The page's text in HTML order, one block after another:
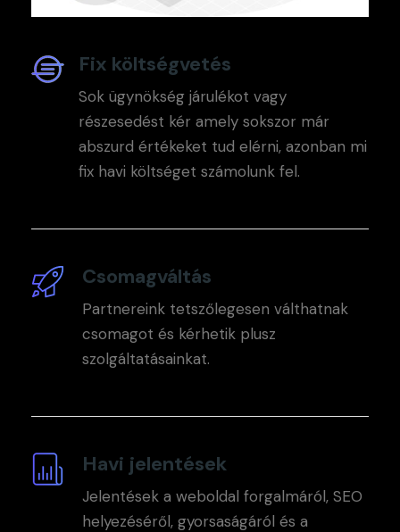
Fix költségvetés
Sok ügynökség járulékot vagy
részesedést kér amely sokszor már
abszurd értékeket tud elérni, azonban mi
fix havi költséget számolunk fel.
Csomagváltás
Partnereink tetszőlegesen válthatnak
csomagot és kérhetik plusz
szolgáltatásainkat.
Havi jelentések
Jelentések a weboldal forgalmáról, SEO
helyezéséről, gyorsaságáról és a